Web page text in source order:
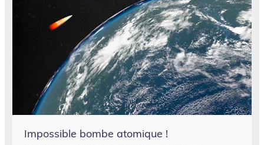
Impossible bombe atomique !